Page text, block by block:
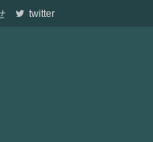
twitter
発生す